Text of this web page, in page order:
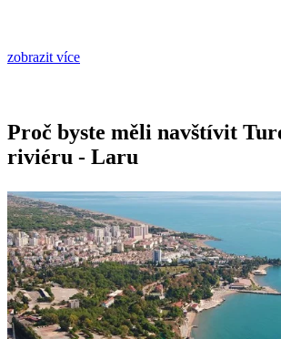
zobrazit více
Proč byste měli navštívit
riviéru - Laru